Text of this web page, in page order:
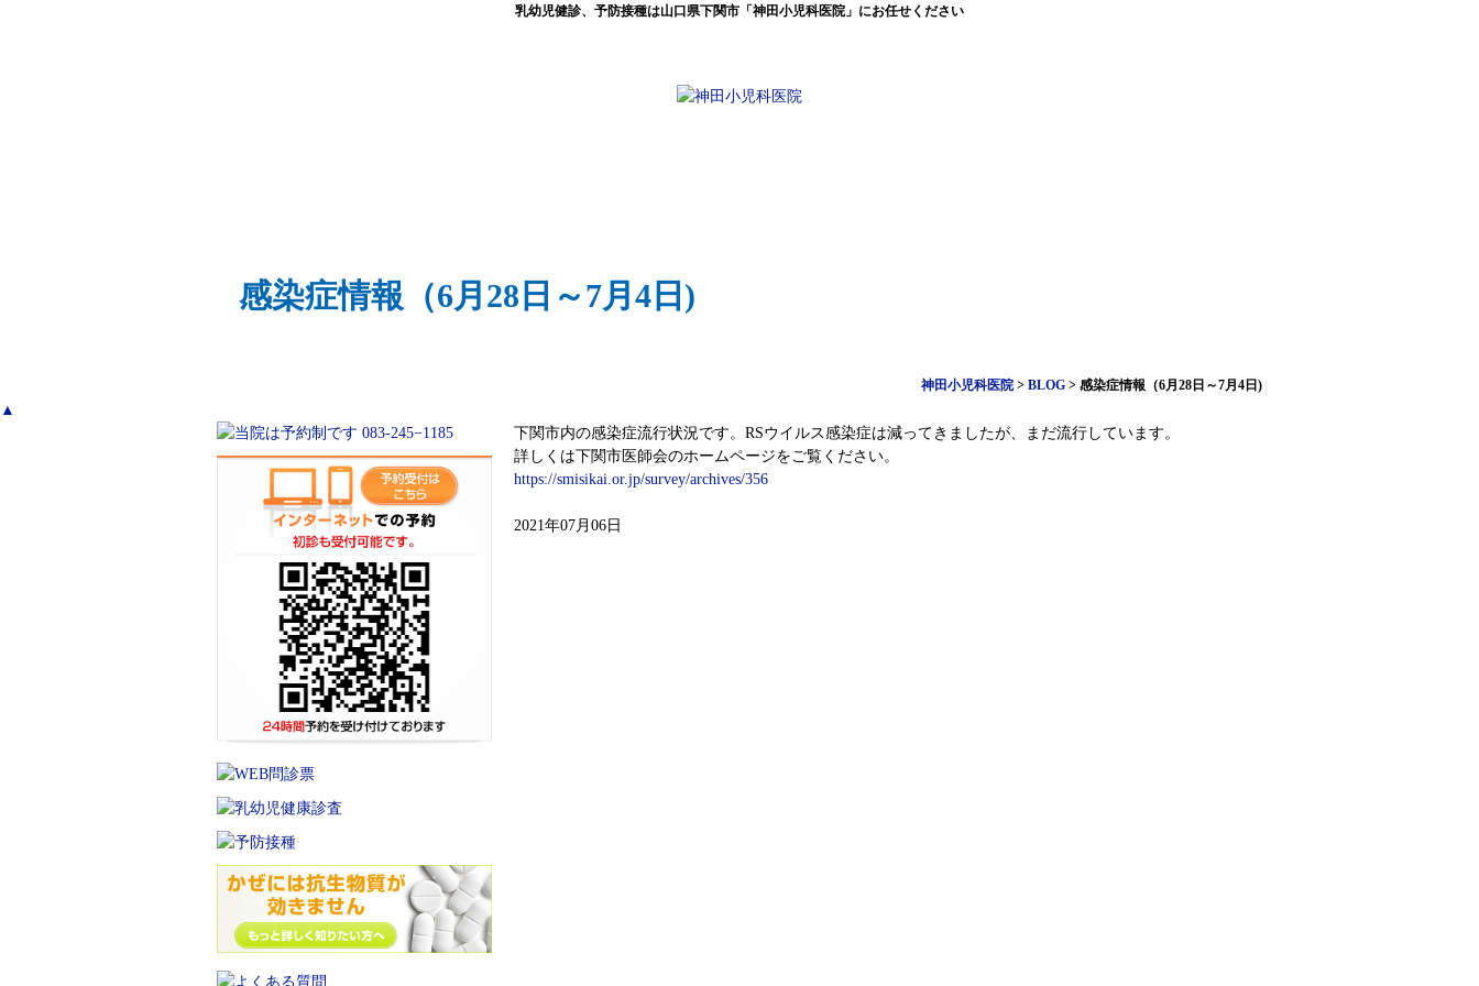
乳幼児健診、予防接種は山口県下関市「神田小児科医院」にお任せください
感染症情報（6月28日～7月4日)
神田小児科医院 > BLOG > 感染症情報（6月28日～7月4日)
▲
下関市内の感染症流行状況です。RSウイルス感染症は減ってきましたが、まだ流行しています。
詳しくは下関市医師会のホームページをご覧ください。
https://smisikai.or.jp/survey/archives/356
2021年07月06日